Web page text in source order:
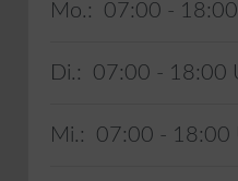
Mo.: 07:00 - 18:00
Di.: 07:00 - 18:00
Mi.: 07:00 - 18:00